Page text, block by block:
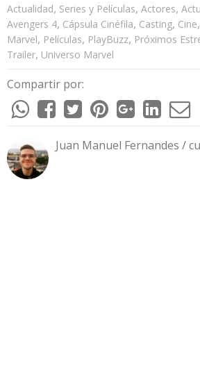
Actualidad, Series y Películas, Actores,
Avengers 4, Cápsula Cinéfila, Casting, Cine,
Marvel, Películas, PlayBuzz, Próximos
Trailer, Universo Marvel
Compartir por:
Juan Manuel Fernandes /